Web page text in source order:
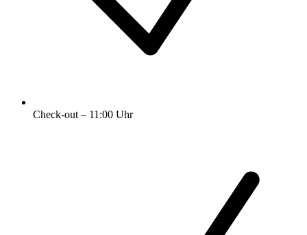
Check-out – 11:00 Uhr